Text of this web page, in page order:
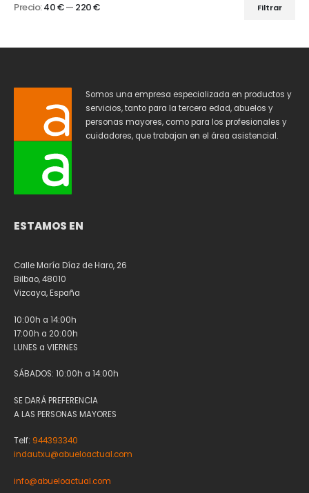
Filtrar
Precio:40 €— 220 €
Somos una empresa especializada en productos y
servicios, tanto para la tercera edad, abuelos y
personas mayores, como para los profesionales y
cuidadores, que trabajan en el área asistencial.
ESTAMOS EN
Calle María Díaz de Haro, 26
Bilbao, 48010
Vizcaya, España
10:00h a 14:00h
17:00h a 20:00h
LUNES a VIERNES
SÁBADOS: 10:00h a 14:00h
SE DARÁ PREFERENCIA
A LAS PERSONAS MAYORES
Telf: 944393340
indautxu@abueloactual.com
info@abueloactual.com